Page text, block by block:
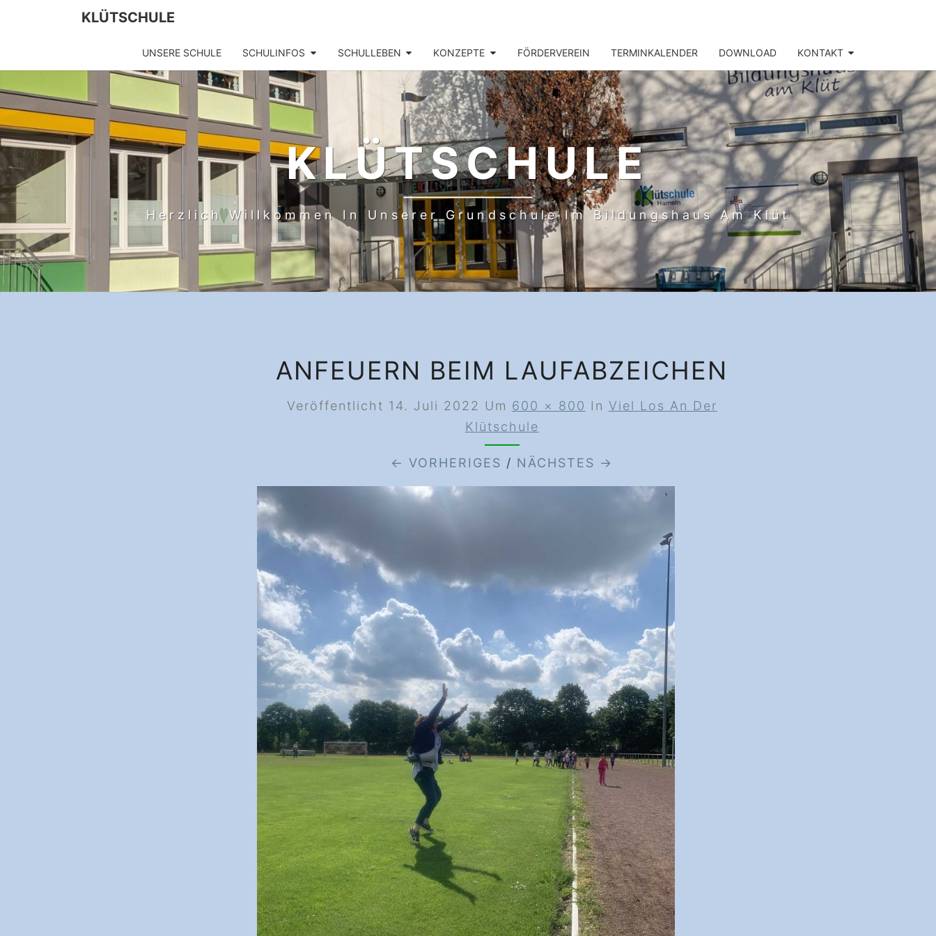
KLÜTSCHULE
UNSERE SCHULE SCHULINFOS SCHULLEBEN KONZEPTE FÖRDERVEREIN TERMINKALENDER DOWNLOAD KONTAKT
KLÜTSCHULE
Herzlich Willkommen In Unserer Grundschule Im Bildungshaus Am Klüt
ANFEUERN BEIM LAUFABZEICHEN
Veröffentlicht 14. Juli 2022 Um 600 × 800 In Viel Los An Der
Klütschule
← VORHERIGES / NÄCHSTES →